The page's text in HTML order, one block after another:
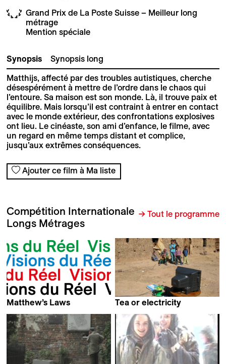
Grand Prix de La Poste Suisse – Meilleur long
métrage
Mention spéciale
Synopsis Synopsis long
Matthijs, affecté par des troubles autistiques, cherche
désespérément à mettre de l’ordre dans le chaos qui
l’entoure. Sa maison est son monde. Là, il trouve paix et
équilibre. Mais lorsqu’il est contraint à entrer en contact
avec le monde extérieur, des confrontations explosives
ont lieu. Le cinéaste, son ami d’enfance, le filme, avec
un regard en même temps distant et complice,
jusqu’aux extrêmes conséquences.
Ajouter ce film à Ma liste
Compétition Internationale
Longs Métrages
→ Tout le programme
Matthew’s Laws
Tea or electricity